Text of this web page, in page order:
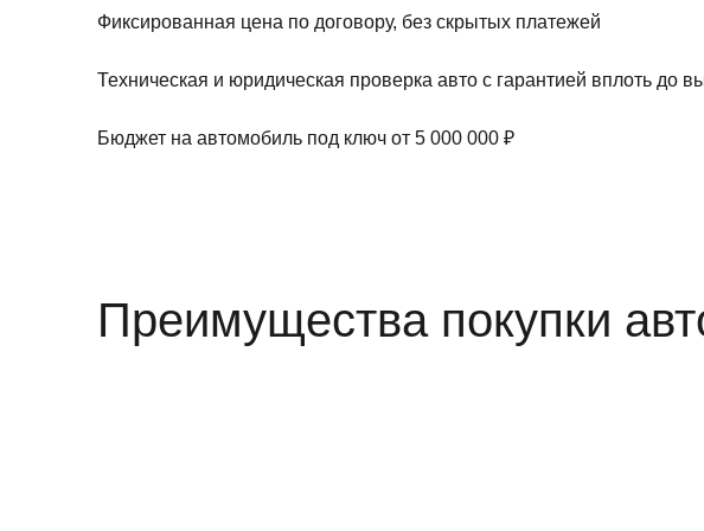
Фиксированная цена по договору, без скрытых платежей
Техническая и юридическая проверка авто с гарантией вплоть до
Бюджет на автомобиль под ключ от 5 000 000 ₽
Преимущества покупки